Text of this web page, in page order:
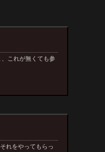
これが無くても参
れをやってもらっ